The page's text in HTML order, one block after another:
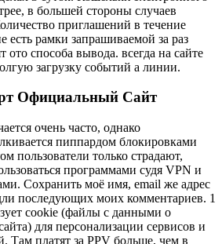
в большей стороны случаев
приглашений в течение
есть рамки запрашиваемой за раз
ото способа вывода. всегда на сайте
загрузку событий а линии.
Официальный Сайт
очень часто, однако
пиппардом блокировками
пользователи только страдают,
программами судя VPN и
Сохранить моё имя, email же адрес
последующих моих комментариев. 1
cookie (файлы с данными о
для персонализации сервисов и
Там платят за PPV больше, чем в